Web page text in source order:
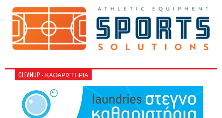
CLEANUP - ΚΑΘΑΡΙΣΤΉΡΙΑ